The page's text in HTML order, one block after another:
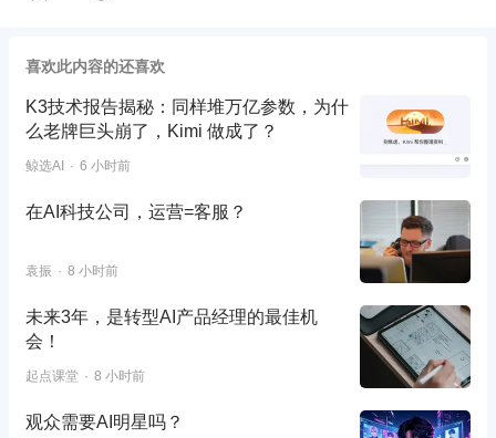
喜欢此内容的还喜欢
K3技术报告揭秘：同样堆万亿参数，为什
么老牌巨头崩了，Kimi 做成了？
鲸选AI 6 小时前
在AI科技公司，运营=客服？
袁振 8 小时前
未来3年，是转型AI产品经理的最佳机
会！
起点课堂 8 小时前
观众需要AI明星吗？